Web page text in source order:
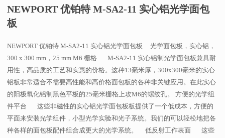
NEWPORT 优铂特 M-SA2-11 实心铝光学面包
板
NEWPORT 优铂特 M-SA2-11 实心铝光学面包板 光学面包板，实心铝，
300 x 300 mm，25 mm M6 栅格 M-SA2-11 实心铝制光学面包板兼具耐
用性，高品质的工艺和实惠的价格。这种13毫米厚，300x300毫米的实心
铝板非常适合不需要高性能和高价格面包板的各种非关键应用。在此实心
的阳极氧化铝制黑色平板的25毫米栅格上攻M6的螺纹孔。 方便的光学组
件平台 这些非磁性的实心铝光学面包板板提供了一个低成本，方便的
平面来安装光学组件，小型光学实验和光子系统。我们的可以轻松地把各
种各样的面包板配件组合成更大的光学系统。 低反射工作表面 这些